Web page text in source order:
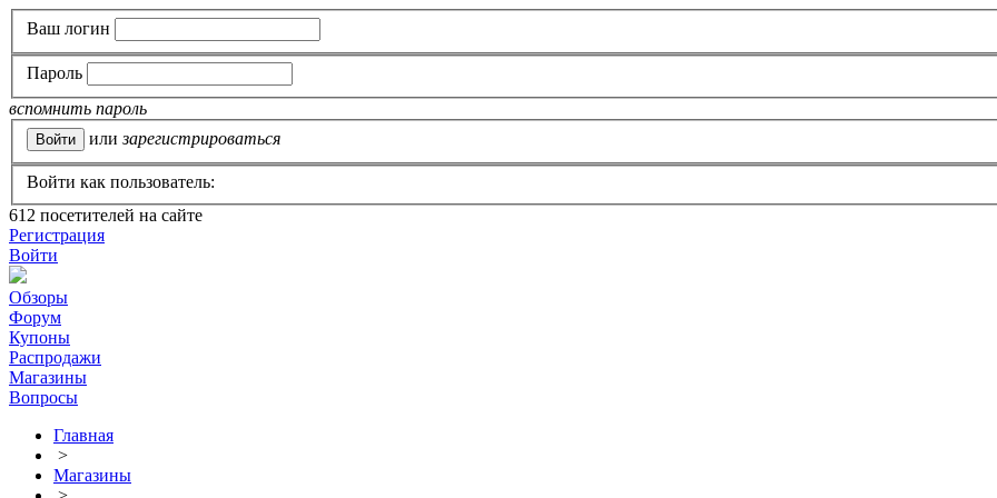
Ваш логин
Пароль
вспомнить пароль
или зарегистрироваться
Войти как пользователь:
612 посетителей на сайте
Регистрация
Войти
Обзоры
Форум
Купоны
Распродажи
Магазины
Вопросы
Главная
>
Магазины